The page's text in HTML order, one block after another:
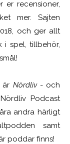
er recensioner,
mer. Sajten
och ger allt
spel, tillbehör,
är Nördliv- och
Podcast
andra härligt
samt
poddar finns!